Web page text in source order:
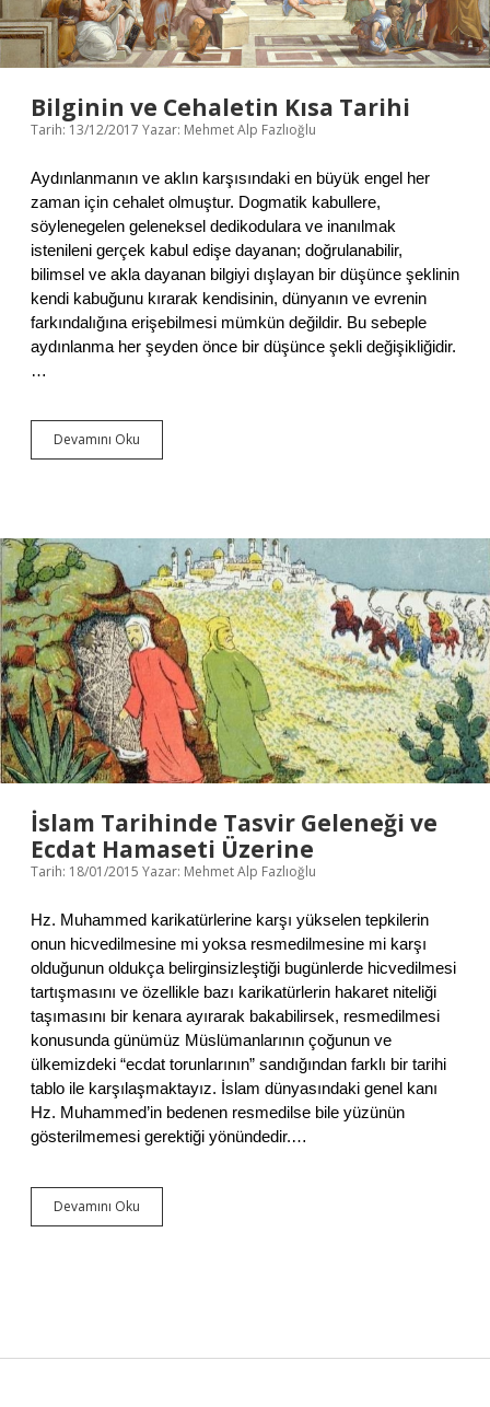
T
Bilginin ve Cehaletin Kısa Tarihi
Tarih: 13/12/2017 Yazar: Mehmet Alp Fazlıoğlu
Aydınlanmanın ve aklın karşısındaki en büyük engel her
zaman için cehalet olmuştur. Dogmatik kabullere,
söylenegelen geleneksel dedikodulara ve inanılmak
istenileni gerçek kabul edişe dayanan; doğrulanabilir,
bilimsel ve akla dayanan bilgiyi dışlayan bir düşünce şeklinin
kendi kabuğunu kırarak kendisinin, dünyanın ve evrenin
farkındalığına erişebilmesi mümkün değildir. Bu sebeple
aydınlanma her şeyden önce bir düşünce şekli değişikliğidir.
…
Devamını Oku
i
n
n
v
e
C
e
a
l
e
t
i
K
ı
s
a
a
r
i
h
i
İslam Tarihinde Tasvir Geleneği ve
Ecdat Hamaseti Üzerine
Tarih: 18/01/2015 Yazar: Mehmet Alp Fazlıoğlu
Hz. Muhammed karikatürlerine karşı yükselen tepkilerin
onun hicvedilmesine mi yoksa resmedilmesine mi karşı
olduğunun oldukça belirginsizleştiği bugünlerde hicvedilmesi
tartışmasını ve özellikle bazı karikatürlerin hakaret niteliği
taşımasını bir kenara ayırarak bakabilirsek, resmedilmesi
konusunda günümüz Müslümanlarının çoğunun ve
ülkemizdeki “ecdat torunlarının” sandığından farklı bir tarihi
tablo ile karşılaşmaktayız. İslam dünyasındaki genel kanı
Hz. Muhammed’in bedenen resmedilse bile yüzünün
gösterilmemesi gerektiği yönündedir.…
Devamını Oku
s
i